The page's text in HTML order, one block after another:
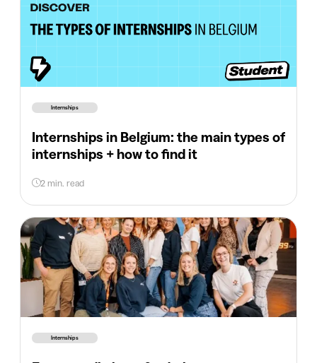
Internships
Internships in Belgium: the main types of
internships + how to find it
2 min. read
Internships